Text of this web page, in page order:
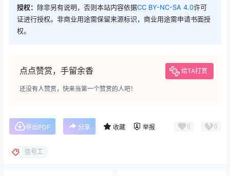
授权： 除非另有说明，否则本站内容依据CC BY-NC-SA 4.0许可
证进行授权。非商业用途需保留来源标识，商业用途需申请书面授
权。
点点赞赏，手留余香 给TA打赏
还没有人赞赏，快来当第一个赞赏的人吧！
导出PDF 分享 收藏 举报 0 0
信号工